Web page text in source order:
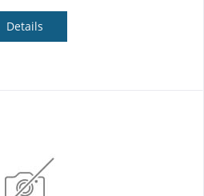
Details